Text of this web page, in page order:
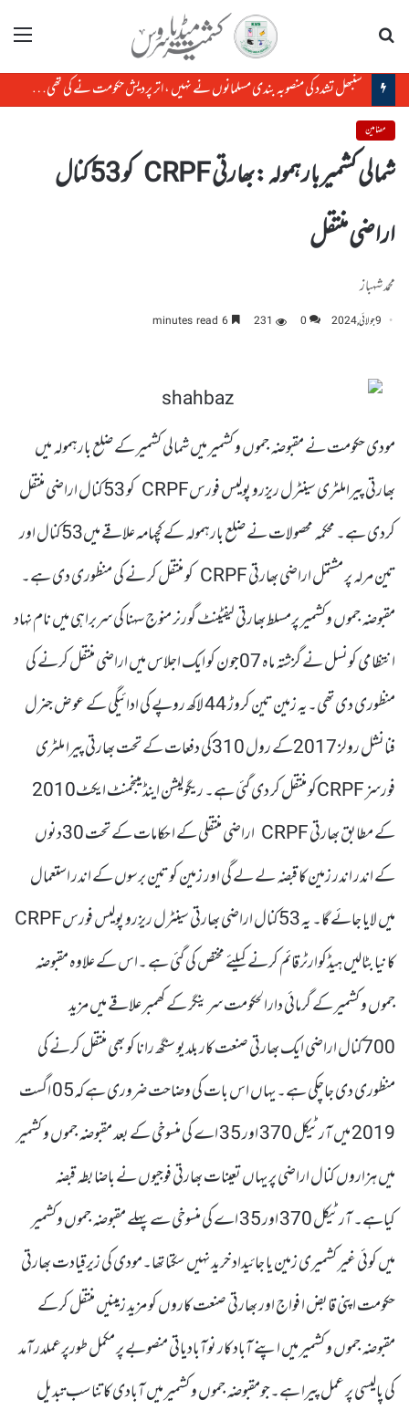
مینو
سنبھل تشدد کی منصوبہ بندی مسلمانوں نے نہیں ، اتر پردیش حکومت نے کی تھی، رکن پارلیمنٹ
مضامین
شمالی کشمیر بارہمولہ :بھارتی CRPF کو 53کنال
اراضی منتقل
محمد شہباز
9 جولائی, 2024 0
231
مودی حکومت نے مقبوضہ جموں و کشمیر میں شمالی کشمیر کے ضلع بارہمولہ میں
بھارتی پیراملٹری سینٹرل ریزرو پولیس فورسCRPF کو 53کنال اراضی منتقل
کردی ہے۔ محکمہ محصولات نے ضلع بارہمولہ کے کچہامہ علاقے میں53کنال اور
تین مرلہ پر مشتمل اراضی بھارتی CRPF کو منتقل کر نے کی منظوری دی ہے۔
مقبوضہ جموں وکشمیر پرمسلط بھارتی لیفٹینٹ گورنر منوج سہنا کی سربراہی میں نام نہاد
انتظامی کونسل نے گزشتہ ماہ 07جون کو ایک اجلاس میں اراضی منتقل کرنے کی
منظوری دی تھی۔یہ زمین تین کروڑ 44 لاکھ روپے کی ادائیگی کے عوض جنرل
فنانشل رولز 2017کے رول 310کی دفعات کے تحت بھارتی پیرا ملٹری
فورسز CRPFکو منتقل کر دی گئی ہے۔ ریگولیشن اینڈ مینجمنٹ ایکٹ2010
کے مطابق بھارتی CRPF اراضی منتقلی کے ا حکامات کے تحت 30دنوں
کے اندر اندر زمین کا قبضہ لے لے گی اور زمین کو تین برسوں کے اندر استعمال
میں لایا جائے گا۔ یہ 53کنال اراضی بھارتی سینٹرل ریزرو پولیس فورسCRPF
کا نیا بٹالیں ہیڈکوارٹرقائم کرنے کیلئے مختص کی گئی ہے ۔اس کے علاوہ مقبوضہ
جموں و کشمیر کے گرمائی دارالحکومت سرینگر کے کھمبر علاقے میں مزید
700کنال اراضی ایک بھارتی صنعت کار بلدیو سنگھ رانا کو بھی منتقل کرنے کی
منظوری دی جاچکی ہے۔ یہاں اس بات کی وضاحت ضروری ہے کہ05 اگست
2019 میں آرٹیکل 370 اور 35 اے کی منسوخی کے بعد مقبوضہ جموں و کشمیر
میں ہزاروں کنال اراضی پر یہاں تعینات بھارتی فوجیوں نے باضابطہ قبضہ
کیاہے۔ آرٹیکل 370 اور 35 اے کی منسوخی سے پہلے مقبوضہ جموں وکشمیر
میں کوئی غیر کشمیری زمین یا جائیداد خرید نہیں سکتا تھا۔مودی کی زیرقیادت بھارتی
حکومت اپنی قابض ا فواج اور بھارتی صنعت کاروں کو مزید زمینیں منتقل کرکے
مقبوضہ جموں و کشمیر میں اپنے آباد کار نوآبادیاتی منصوبے پر مکمل طورپرعملدرآمد
کی پالیسی پر عمل پیرا ہے۔جومقبوضہ جموں و کشمیر میں آبادی کا تناسب تبدیل